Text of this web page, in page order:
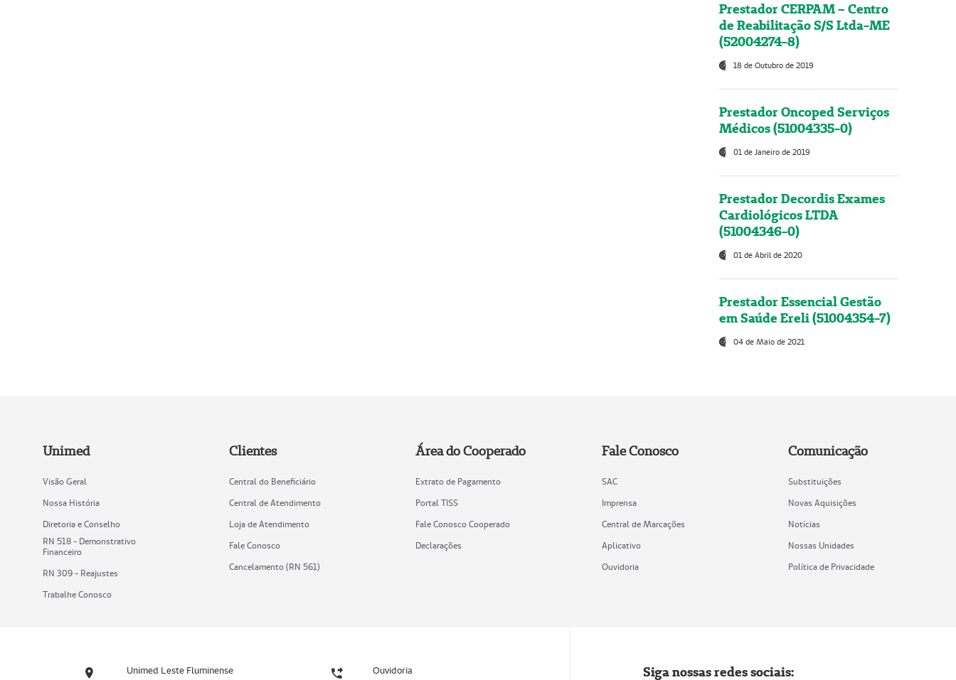
Prestador CERPAM – Centro
de Reabilitação S/S Ltda-ME
(52004274-8)
18 de Outubro de 2019
Prestador Oncoped Serviços
Médicos (51004335-0)
01 de Janeiro de 2019
Prestador Decordis Exames
Cardiológicos LTDA
(51004346-0)
01 de Abril de 2020
Prestador Essencial Gestão
em Saúde Ereli (51004354-7)
04 de Maio de 2021
Unimed
Visão Geral
Nossa História
Diretoria e Conselho
RN 518 - Demonstrativo
Financeiro
RN 309 - Reajustes
Trabalhe Conosco
Clientes
Central do Beneficiário
Central de Atendimento
Loja de Atendimento
Fale Conosco
Cancelamento (RN 561)
Área do Cooperado
Extrato de Pagamento
Portal TISS
Fale Conosco Cooperado
Declarações
Fale Conosco
SAC
Imprensa
Central de Marcações
Aplicativo
Ouvidoria
Comunicação
Substituições
Novas Aquisições
Notícias
Nossas Unidades
Política de Privacidade
Unimed Leste Fluminense Ouvidoria Siga nossas redes sociais: